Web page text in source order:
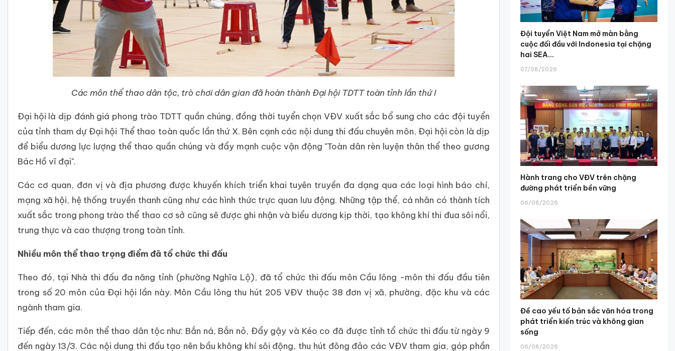
Các môn thể thao dân tộc, trò chơi dân gian đã hoàn thành Đại hội TDTT toàn tỉnh lần thứ I
Đại hội là dịp đánh giá phong trào TDTT quần chúng, đồng thời tuyển chọn VĐV xuất sắc bổ sung cho các đội tuyển
của tỉnh tham dự Đại hội Thể thao toàn quốc lần thứ X. Bên cạnh các nội dung thi đấu chuyên môn, Đại hội còn là dịp
để biểu dương lực lượng thể thao quần chúng và đẩy mạnh cuộc vận động "Toàn dân rèn luyện thân thể theo gương
Bác Hồ vĩ đại".
Các cơ quan, đơn vị và địa phương được khuyến khích triển khai tuyên truyền đa dạng qua các loại hình báo chí,
mạng xã hội, hệ thống truyền thanh cũng như các hình thức trực quan lưu động. Những tập thể, cá nhân có thành tích
xuất sắc trong phong trào thể thao cơ sở cũng sẽ được ghi nhận và biểu dương kịp thời, tạo không khí thi đua sôi nổi,
trung thực và cao thượng trong toàn tỉnh.
Nhiều môn thể thao trọng điểm đã tổ chức thi đấu
Theo đó, tại Nhà thi đấu đa năng tỉnh (phường Nghĩa Lộ), đã tổ chức thi đấu môn Cầu lông -môn thi đấu đầu tiên
trong số 20 môn của Đại hội lần này. Môn Cầu lông thu hút 205 VĐV thuộc 38 đơn vị xã, phường, đặc khu và các
ngành tham gia.
Tiếp đến, các môn thể thao dân tộc như: Bắn ná, Bắn nỏ, Đẩy gậy và Kéo co đã được tỉnh tổ chức thi đấu từ ngày 9
đến ngày 13/3. Các nội dung thi đấu tạo nên bầu không khí sôi động, thu hút đông đảo các VĐV tham gia, góp phần
Đội tuyển Việt Nam mở màn bằng
cuộc đối đầu với Indonesia tại chặng
hai SEA...
07/08/2026
Hành trang cho VĐV trên chặng
đường phát triển bền vững
06/08/2026
Đề cao yếu tố bản sắc văn hóa trong
phát triển kiến trúc và không gian
sống
06/08/2026